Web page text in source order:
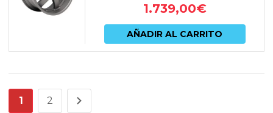
1.739,00€
AÑADIR AL CARRITO
1 2